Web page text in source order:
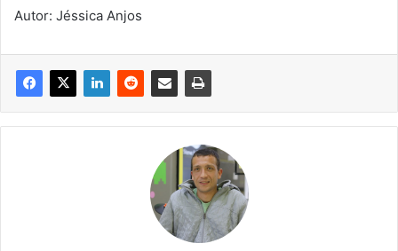
Autor: Jéssica Anjos